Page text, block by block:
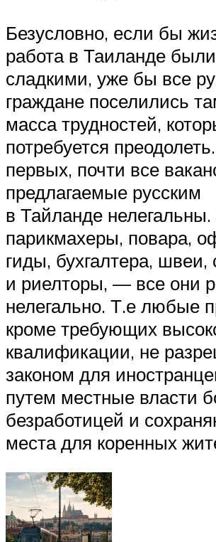
Безусловно, если бы
работа в Таиланде
сладкими, уже бы все
граждане поселились
масса трудностей,
потребуется
первых, почти все
предлагаемые русским
в Тайланде
парикмахеры, повара,
гиды, бухгалтера, швеи,
и риелторы, — все они
нелегально. Т.е любые
кроме требующих
квалификации, не
законом для
путем местные власти
безработицей и
места для коренных